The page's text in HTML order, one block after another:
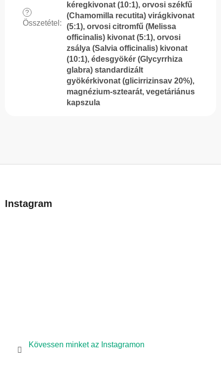
?
Összetétel :
kéregkivonat (10:1), orvosi székfű
(Chamomilla recutita) virágkivonat
(5:1), orvosi citromfű (Melissa
officinalis) kivonat (5:1), orvosi
zsálya (Salvia officinalis) kivonat
(10:1), édesgyökér (Glycyrrhiza
glabra) standardizált
gyökérkivonat (glicirrizinsav 20%),
magnézium-sztearát, vegetáriánus
kapszula
bInstagram
Kövessen minket az Instagramon